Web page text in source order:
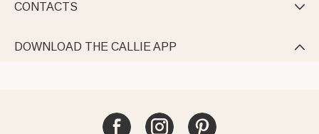
CONTACTS 
DOWNLOAD THE CALLIE APP 